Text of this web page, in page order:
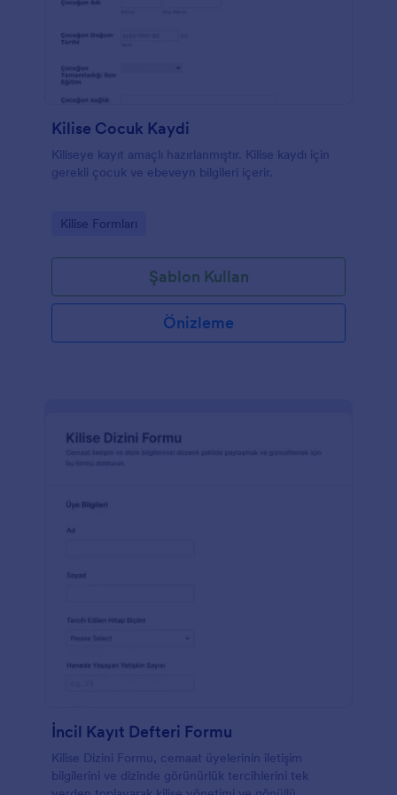
Kilise Cocuk Kaydi
Kiliseye kayıt amaçlı hazırlanmıştır. Kilise kaydı için
gerekli çocuk ve ebeveyn bilgileri içerir.
Go to Category:
Kilise Formları
Şablon Kullan
Önizleme
İncil Kayıt Defteri Formu
Kilise Dizini Formu, cemaat üyelerinin iletişim
bilgilerini ve dizinde görünürlük tercihlerini tek